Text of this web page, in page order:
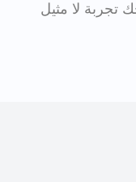
تجربة لا مثيل